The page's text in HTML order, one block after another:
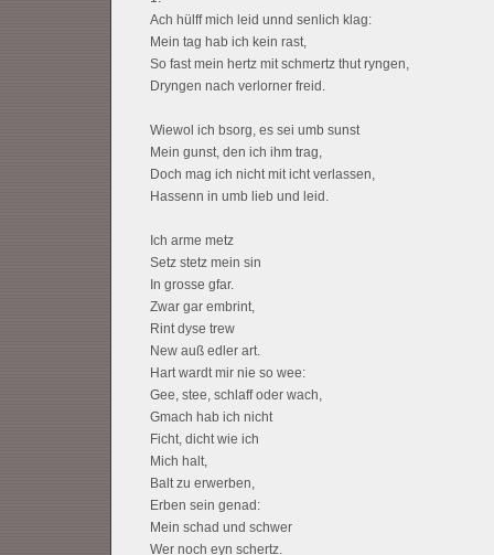
Ach hülff mich leid unnd senlich klag:
Mein tag hab ich kein rast,
So fast mein hertz mit schmertz thut ryngen,
Dryngen nach verlorner freid.
Wiewol ich bsorg, es sei umb sunst
Mein gunst, den ich ihm trag,
Doch mag ich nicht mit icht verlassen,
Hassenn in umb lieb und leid.
Ich arme metz
Setz stetz mein sin
In grosse gfar.
Zwar gar embrint,
Rint dyse trew
New auß edler art.
Hart wardt mir nie so wee:
Gee, stee, schlaff oder wach,
Gmach hab ich nicht
Ficht, dicht wie ich
Mich halt,
Balt zu erwerben,
Erben sein genad:
Mein schad und schwer
Wer noch eyn schertz.